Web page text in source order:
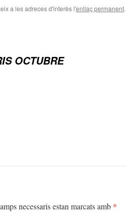
a les adreces d'interès l'enllaç permanent.
OCTUBRE
necessaris estan marcats amb *